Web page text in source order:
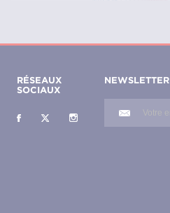
RÉSEAUX
SOCIAUX
NEWSLETTER